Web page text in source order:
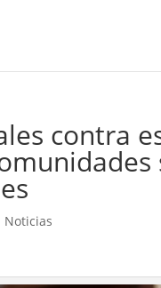
contra
Noticias